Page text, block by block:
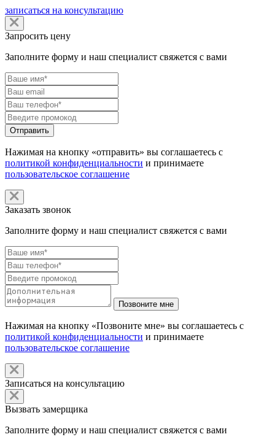
записаться на консультацию
Запросить цену
Заполните форму и наш специалист свяжется с вами
Нажимая на кнопку «отправить» вы соглашаетесь с
политикой конфиденциальности и принимаете
пользовательское соглашение
Заказать звонок
Заполните форму и наш специалист свяжется с вами
Нажимая на кнопку «Позвоните мне» вы соглашаетесь с
политикой конфиденциальности и принимаете
пользовательское соглашение
Записаться на консультацию
Вызвать замерщика
Заполните форму и наш специалист свяжется с вами